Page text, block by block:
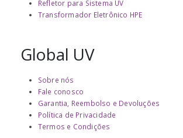
Refletor para Sistema UV
Transformador Eletrônico HPE
Global UV
Sobre nós
Fale conosco
Garantia, Reembolso e Devoluções
Política de Privacidade
Termos e Condições